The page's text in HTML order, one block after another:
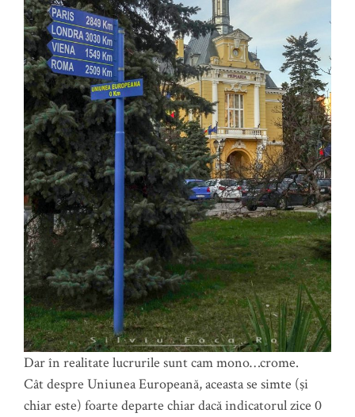
Dar în realitate lucrurile sunt cam mono…crome.
Cât despre Uniunea Europeană, aceasta se simte (şi
chiar este) foarte departe chiar dacă indicatorul zice 0